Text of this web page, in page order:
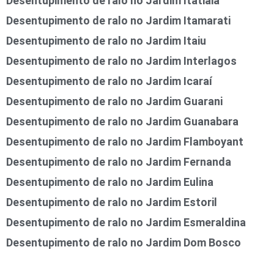
Desentupimento de ralo no Jardim Itamarati
Desentupimento de ralo no Jardim Itaiu
Desentupimento de ralo no Jardim Interlagos
Desentupimento de ralo no Jardim Icaraí
Desentupimento de ralo no Jardim Guarani
Desentupimento de ralo no Jardim Guanabara
Desentupimento de ralo no Jardim Flamboyant
Desentupimento de ralo no Jardim Fernanda
Desentupimento de ralo no Jardim Eulina
Desentupimento de ralo no Jardim Estoril
Desentupimento de ralo no Jardim Esmeraldina
Desentupimento de ralo no Jardim Dom Bosco